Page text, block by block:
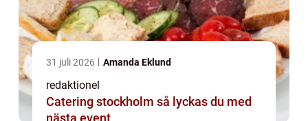
31 juli 2026 Amanda Eklund
redaktionel
Catering stockholm så lyckas du med
nästa event